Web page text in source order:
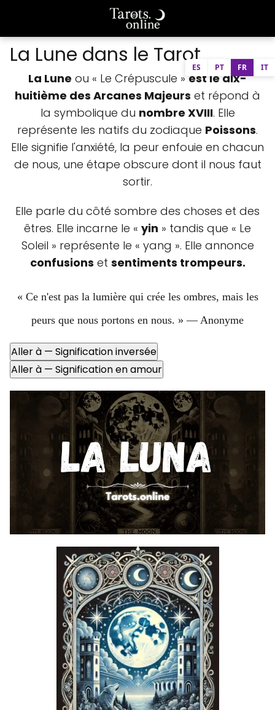
La Lune dans le Tarot
La Lune ou « Le Crépuscule » est le dix-
huitième des Arcanes Majeurs et répond à
la symbolique du nombre XVIII. Elle
représente les natifs du zodiaque Poissons.
Elle signifie l'anxiété, la peur enfouie en chacun
de nous, une étape obscure dont il nous faut
sortir.
Elle parle du côté sombre des choses et des
êtres. Elle incarne le « yin » tandis que « Le
Soleil » représente le « yang ». Elle annonce
confusions et sentiments trompeurs.
« Ce n'est pas la lumière qui crée les ombres, mais les
peurs que nous portons en nous. » — Anonyme
Aller à — Signification inversée
Aller à — Signification en amour
ES PT FR IT